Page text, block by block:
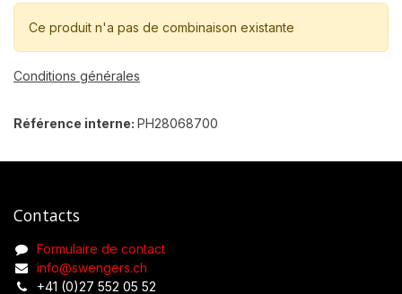
Ce produit n'a pas de combinaison existante
Conditions générales
Référence interne: PH28068700
Contacts
Formulaire de contact
info@swengers.ch
+41 (0)27 552 05 52